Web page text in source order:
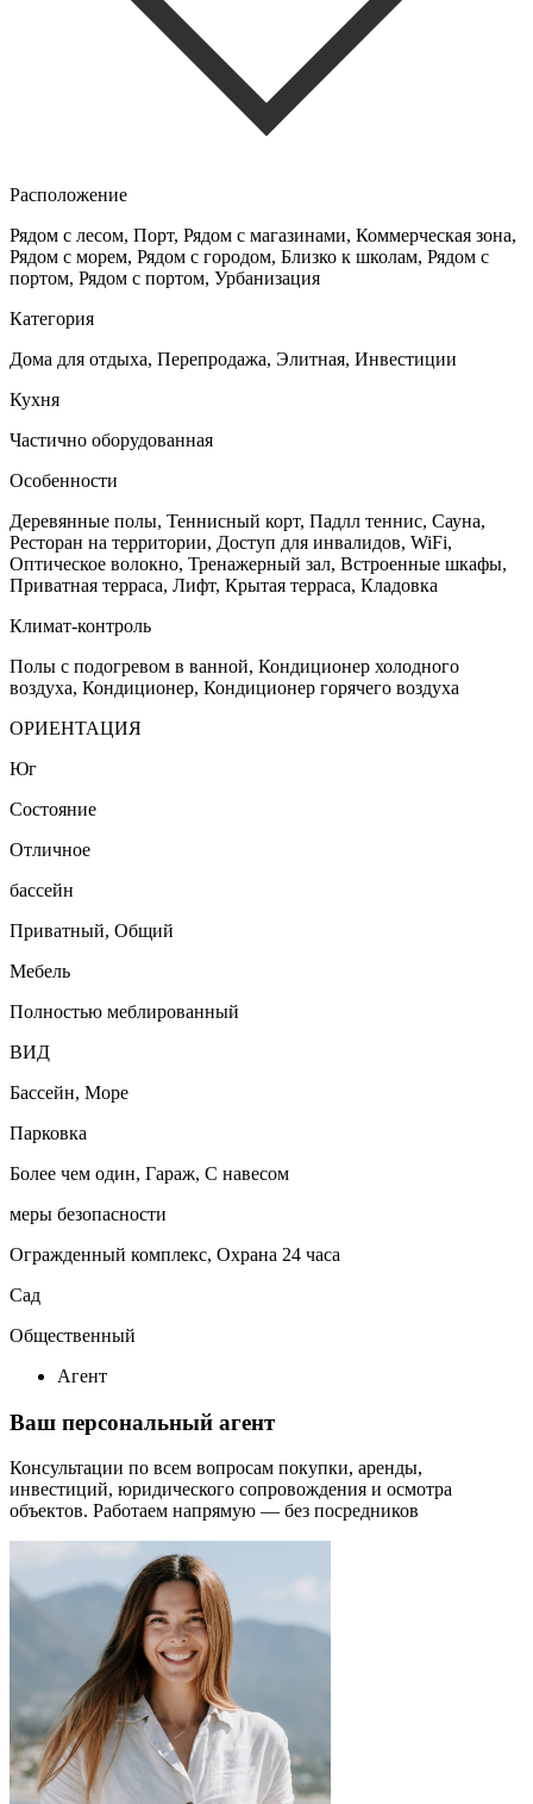
Расположение
Рядом с лесом, Порт, Рядом с магазинами, Коммерческая зона,
Рядом с морем, Рядом с городом, Близко к школам, Рядом с
портом, Рядом с портом, Урбанизация
Категория
Дома для отдыха, Перепродажа, Элитная, Инвестиции
Кухня
Частично оборудованная
Особенности
Деревянные полы, Теннисный корт, Падлл теннис, Сауна,
Ресторан на территории, Доступ для инвалидов, WiFi,
Оптическое волокно, Тренажерный зал, Встроенные шкафы,
Приватная терраса, Лифт, Крытая терраса, Кладовка
Климат-контроль
Полы с подогревом в ванной, Кондиционер холодного
воздуха, Кондиционер, Кондиционер горячего воздуха
ОРИЕНТАЦИЯ
Юг
Состояние
Отличное
бассейн
Приватный, Общий
Мебель
Полностью меблированный
ВИД
Бассейн, Море
Парковка
Более чем один, Гараж, С навесом
меры безопасности
Огражденный комплекс, Охрана 24 часа
Сад
Общественный
Агент
Ваш персональный агент
Консультации по всем вопросам покупки, аренды,
инвестиций, юридического сопровождения и осмотра
объектов. Работаем напрямую — без посредников